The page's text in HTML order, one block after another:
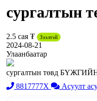
2.5 сая ₮ Зээлтэй
2024-08-21
Улаанбаатар
сургалтын төвд
8817777X
Асуулт